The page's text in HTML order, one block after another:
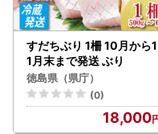
すだちぶり 1柵 10月から1
1月末まで発送 ぶり
徳島県（県庁）
(0)
18,000